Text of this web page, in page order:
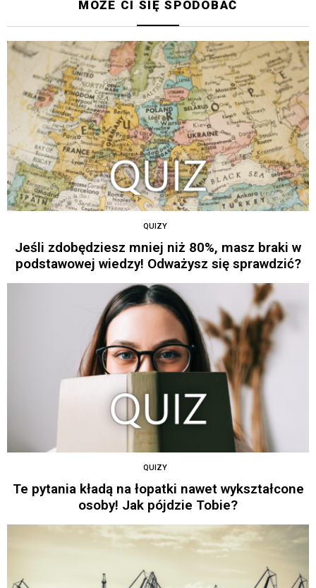
MOŻE CI SIĘ SPODOBAĆ
QUIZY
Jeśli zdobędziesz mniej niż 80%, masz braki w
podstawowej wiedzy! Odważysz się sprawdzić?
QUIZY
Te pytania kładą na łopatki nawet wykształcone
osoby! Jak pójdzie Tobie?